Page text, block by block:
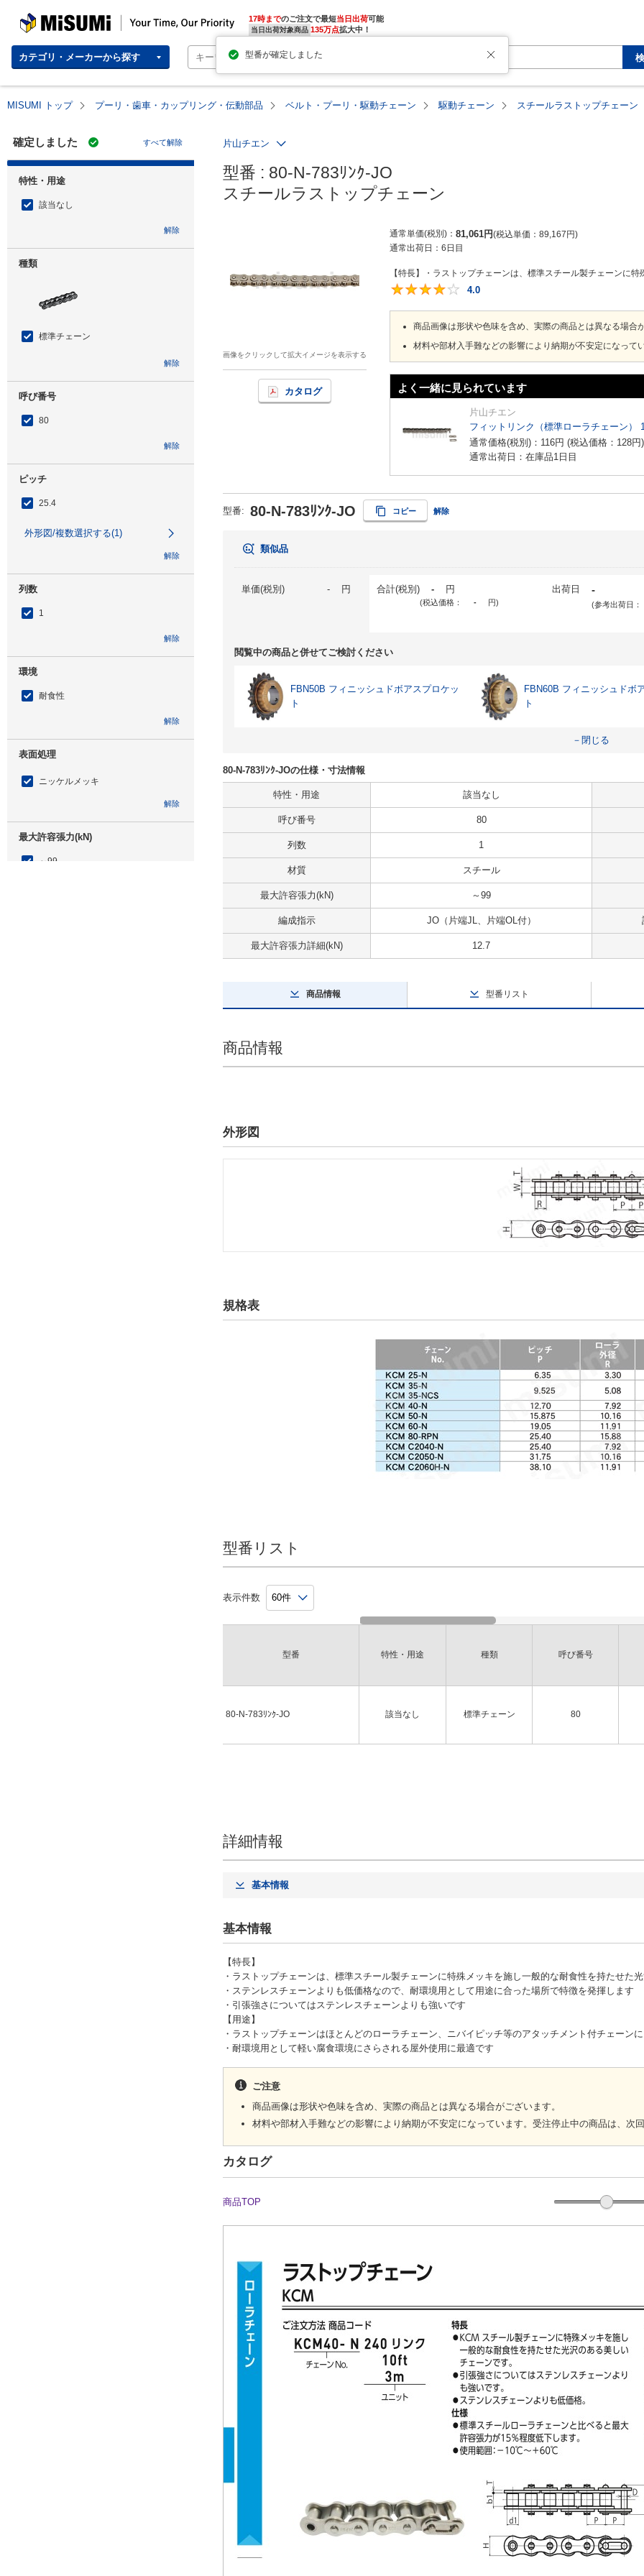
MISUMI | Your Time, Our Priority 17時までのご注文で最短当日出荷
当日出荷対象商品 135万点拡大中！
カテゴリ・メーカーから探す
MISUMI トップ プーリ・歯車・カップリング・伝動部品 ベルト・プーリ・駆動チェーン 駆動チェーン スチールラストップチェーン
確定しました すべて解除
特性・用途
該当なし
解除
種類
標準チェーン
解除
呼び番号
80
解除
ピッチ
25.4
外形図/複数選択する(1)
解除
列数
1
解除
環境
耐食性
解除
表面処理
ニッケルメッキ
解除
最大許容張力(kN)
～99
片山チエン
型番 : 80-N-783ﾘﾝｸ-JO
スチールラストップチェーン
画像をクリックして拡大イメージを表示する
カタログ
通常単価(税別) 81,061円 税込単価 89,167円
通常出荷日： 6日目
【特長】・ラストップチェーンは、標準スチール製チェーンに
4.0
商品画像は形状や色味を含め、実際の商品とは異なる場合
材料や部材入手難などの影響により納期が不安定になっ
よく一緒に見られています
片山チエン
フィットリンク（標準ローラチェーン）
通常価格(税別)： 116円 (税込価格： 128円)
通常出荷日：在庫品1日目
型番: 80-N-783ﾘﾝｸ-JO コピー 解除
類似品
単価(税別) - 円 合計(税別) - 円
(税込価格： - 円)
出荷日 -
(参考出荷日：
閲覧中の商品と併せてご検討ください
FBN50B フィニッシュドボアスプロケッ
ト
FBN60B フィニッシュドボ
ト
－閉じる
80-N-783ﾘﾝｸ-JOの仕様・寸法情報
特性・用途 該当なし
呼び番号 80
列数 1
材質 スチール
最大許容張力(kN) ～99
編成指示 JO（片端JL、片端OL付）
最大許容張力詳細(kN) 12.7
商品情報 型番リスト
商品情報
外形図
規格表
型番リスト
表示件数
型番
80-N-783ﾘﾝｸ-JO
特性・用途 種類 呼び番号
該当なし 標準チェーン 80
詳細情報
基本情報
基本情報
【特長】
・ラストップチェーンは、標準スチール製チェーンに特殊メッキを施し一般的な耐食性を持たせた
・ステンレスチェーンよりも低価格なので、耐環境用として用途に合った場所で特徴を発揮します
・引張強さについてはステンレスチェーンよりも強いです
【用途】
・ラストップチェーンはほとんどのローラチェーン、ニバイピッチ等のアタッチメント付チェーン
・耐環境用として軽い腐食環境にさらされる屋外使用に最適です
ご注意
商品画像は形状や色味を含め、実際の商品とは異なる場合がございます。
材料や部材入手難などの影響により納期が不安定になっています。受注停止中の商品は、次
カタログ
商品TOP